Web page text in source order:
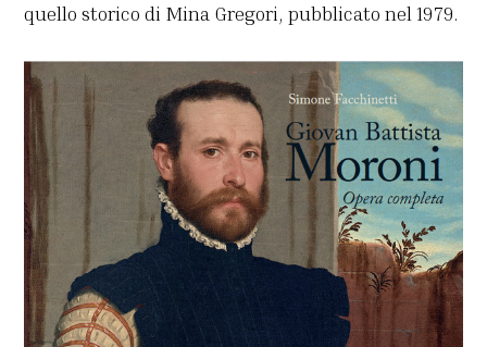
quello storico di Mina Gregori, pubblicato nel 1979.